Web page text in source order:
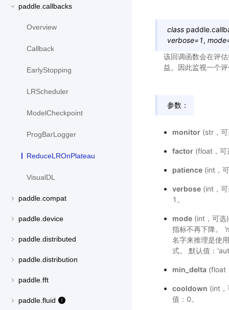
paddle.callbacks
Overview
Callback
EarlyStopping
LRScheduler
ModelCheckpoint
ProgBarLogger
ReduceLROnPlateau
VisualDL
paddle.compat
paddle.device
paddle.distributed
paddle.distribution
paddle.fft
paddle.fluid
class
verbose=1, mode
该回调函数会在评
益。因此监视一个
参数：
monitor(str，可
factor(float，可
patience(int，
verbose(int，可
1。
mode(int，可选
指标不再下降。
名字来推理是使
式。 默认值：
min_delta(float
cooldown (int
值：0。